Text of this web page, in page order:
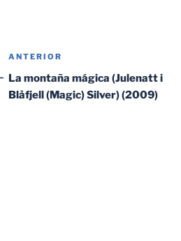
Navegación
de
entradas
Entrada
anterior:
ANTERIOR
La montaña mágica (Julenatt i
Blåfjell (Magic) Silver) (2009)